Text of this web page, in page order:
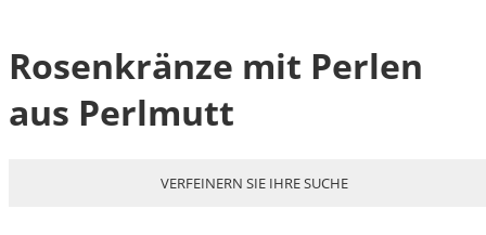
Rosenkränze mit Perlen
aus Perlmutt
VERFEINERN SIE IHRE SUCHE